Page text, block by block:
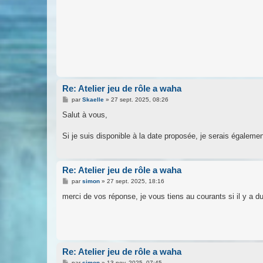
Re: Atelier jeu de rôle a waha
M
s
g
e
parSkaelle» 27 sept. 2025, 08:26
Salut à vous,
Si je suis disponible à la date proposée, je serais
Re: Atelier jeu de rôle a waha
M
s
parsimon» 27 sept. 2025, 18:16
merci de vos réponse, je vous tiens au courants si il y a
Re: Atelier jeu de rôle a waha